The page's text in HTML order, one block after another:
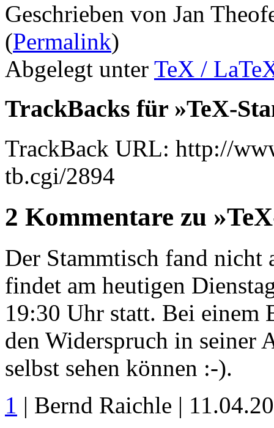
Geschrieben von Jan
(Permalink)
Abgelegt unter TeX /
TrackBacks für »TeX-
TrackBack URL: http://
tb.cgi/2894
2 Kommentare zu
Der Stammtisch fand nicht
findet am heutigen
19:30 Uhr statt. Bei einem
den Widerspruch in seiner
selbst sehen können :-).
1 | Bernd Raichle |